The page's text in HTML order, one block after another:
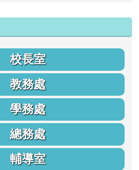
校長室
教務處
學務處
總務處
輔導室